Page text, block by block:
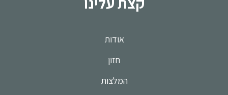
אודות
חזון
המלצות